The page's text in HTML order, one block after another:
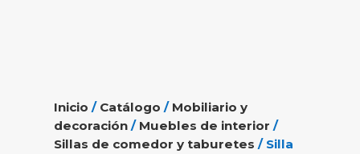
Inicio / Catálogo / Mobiliario y
decoración / Muebles de interior /
Sillas de comedor y taburetes / Silla